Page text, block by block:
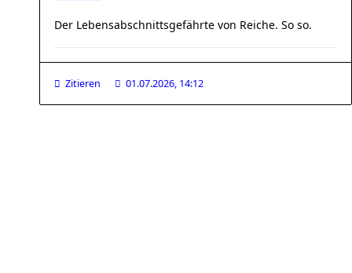
Der Lebensabschnittsgefährte von Reiche. So so.
Zitieren 01.07.2026, 14:12